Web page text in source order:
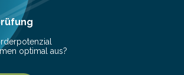
und Supercomputer
optimal aus?